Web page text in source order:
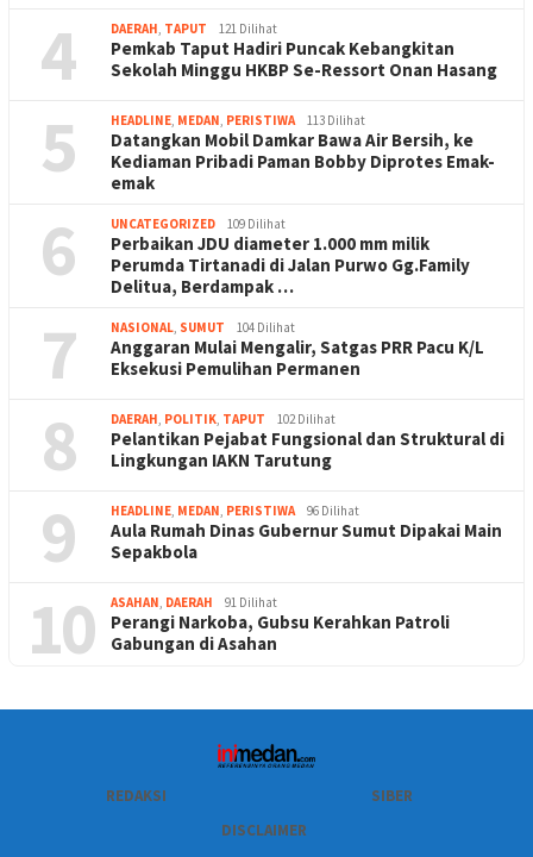
4 DAERAH, TAPUT 121 Dilihat
Pemkab Taput Hadiri Puncak Kebangkitan
Sekolah Minggu HKBP Se-Ressort Onan Hasang
5 HEADLINE, MEDAN, PERISTIWA 113 Dilihat
Datangkan Mobil Damkar Bawa Air Bersih, ke
Kediaman Pribadi Paman Bobby Diprotes Emak-
emak
6 UNCATEGORIZED 109 Dilihat
Perbaikan JDU diameter 1.000 mm milik
Perumda Tirtanadi di Jalan Purwo Gg.Family
Delitua, Berdampak …
7 NASIONAL, SUMUT 104 Dilihat
Anggaran Mulai Mengalir, Satgas PRR Pacu K/L
Eksekusi Pemulihan Permanen
8 DAERAH, POLITIK, TAPUT 102 Dilihat
Pelantikan Pejabat Fungsional dan Struktural di
Lingkungan IAKN Tarutung
9 HEADLINE, MEDAN, PERISTIWA 96 Dilihat
Aula Rumah Dinas Gubernur Sumut Dipakai Main
Sepakbola
10 ASAHAN, DAERAH 91 Dilihat
Perangi Narkoba, Gubsu Kerahkan Patroli
Gabungan di Asahan
REDAKSI
SIBER
DISCLAIMER